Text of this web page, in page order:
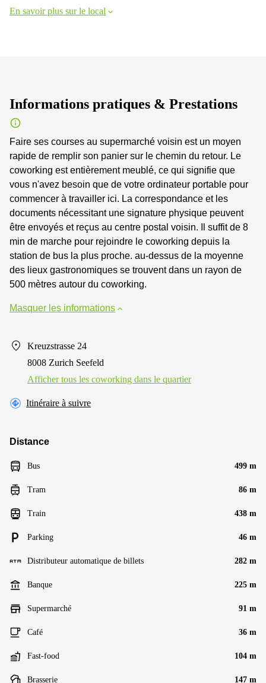
En savoir plus sur le local
Informations pratiques & Prestations
Faire ses courses au supermarché voisin est un moyen
rapide de remplir son panier sur le chemin du retour. Le
coworking est entièrement meublé, ce qui signifie que
vous n'avez besoin que de votre ordinateur portable pour
commencer à travailler ici. La correspondance et les
documents nécessitant une signature physique peuvent
être envoyés et reçus au centre postal voisin. Il suffit de 8
min de marche pour rejoindre le coworking depuis la
station de bus la plus proche. au-dessus de la moyenne
des lieux gastronomiques se trouvent dans un rayon de
500 mètres autour du coworking.
Masquer les informations
Kreuzstrasse 24
8008 Zurich Seefeld
Afficher tous les сoworking dans le quartier
Itinéraire à suivre
Distance
Bus 499 m
Tram 86 m
Train 438 m
Parking 46 m
Distributeur automatique de billets 282 m
Banque 225 m
Supermarché 91 m
Café 36 m
Fast-food 104 m
Brasserie 147 m